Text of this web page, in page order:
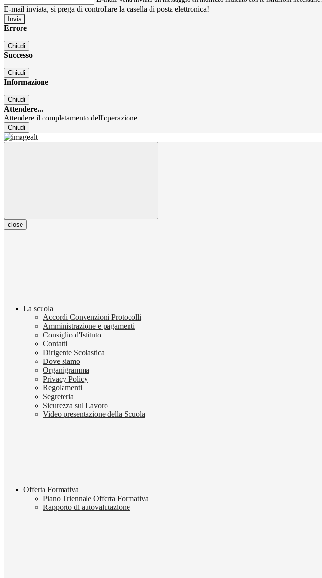
E-mail inviata, si prega di controllare la casella di posta elettronica!
Errore
Chiudi
Successo
Chiudi
Informazione
Chiudi
Attendere...
Attendere il completamento dell'operazione...
Chiudi
close
La scuola
Accordi Convenzioni Protocolli
Amministrazione e pagamenti
Consiglio d'Istituto
Contatti
Dirigente Scolastica
Dove siamo
Organigramma
Privacy Policy
Regolamenti
Segreteria
Sicurezza sul Lavoro
Video presentazione della Scuola
Offerta Formativa
Piano Triennale Offerta Formativa
Rapporto di autovalutazione